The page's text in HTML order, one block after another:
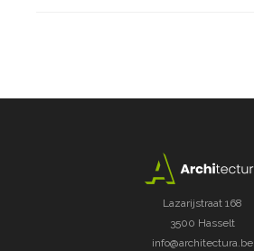
Lazarijstraat 168
3500 Hasselt
info@architectura.be